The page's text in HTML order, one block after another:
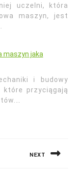
uczelni, która
maszyn, jest
maszyn jaka
i budowy
przyciągają
NEXT